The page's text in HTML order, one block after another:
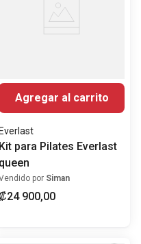
Agregar al carrito
Everlast
Kit para Pilates Everlast
queen
por Siman
24 900,00